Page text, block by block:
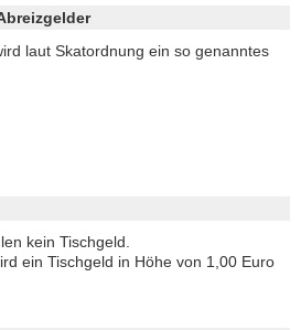
laut Skatordnung ein so genanntes
kein Tischgeld.
ein Tischgeld in Höhe von 1,00 Euro